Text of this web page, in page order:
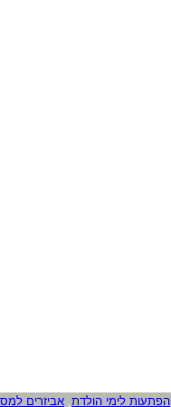
הפתעות לימי הולדת אביזרים